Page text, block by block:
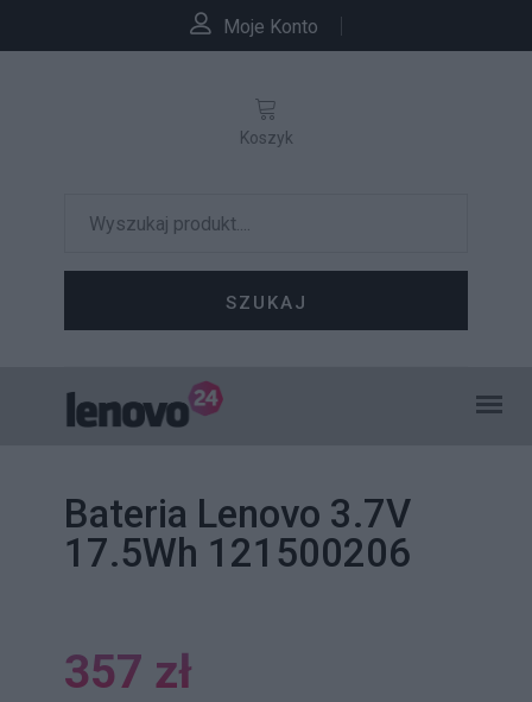
Moje Konto
SZUKAJ
Koszyk
Bateria Lenovo 3.7V
17.5Wh 121500206
357 zł